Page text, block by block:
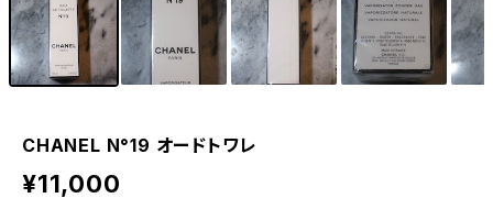
CHANEL N°19 オードトワレ
¥11,000